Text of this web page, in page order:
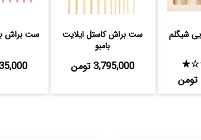
ست براش کاستل ایلایت
بامبو
3,795,000 تومن
ست براش